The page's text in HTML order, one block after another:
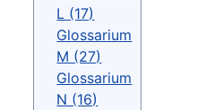
L (17)
Glossarium
M (27)
Glossarium
N (16)